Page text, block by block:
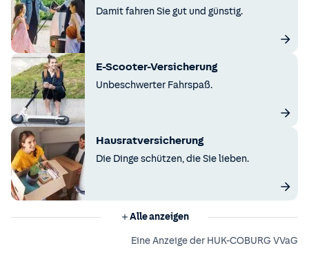
Damit fahren Sie gut und günstig.
E-Scooter-Versicherung
Unbeschwerter Fahrspaß.
Hausratversicherung
Die Dinge schützen, die Sie lieben.
Alle anzeigen
Eine Anzeige der HUK-COBURG VVaG